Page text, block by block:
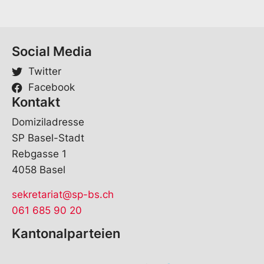
Social Media
Twitter
Facebook
Kontakt
Domiziladresse
SP Basel-Stadt
Rebgasse 1
4058 Basel
sekretariat@sp-bs.ch
061 685 90 20
Kantonalparteien